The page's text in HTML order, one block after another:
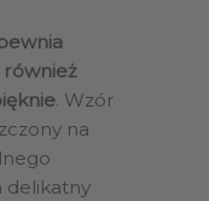
również
. Wzór
na
delikatny